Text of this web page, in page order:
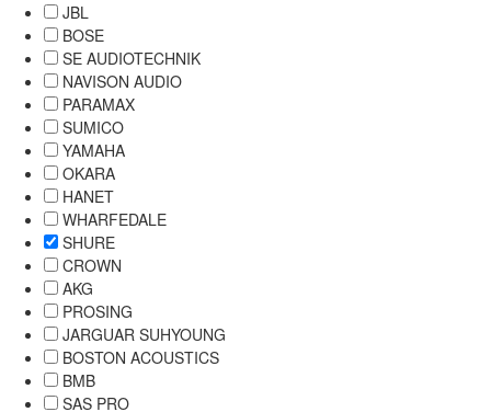
JBL
BOSE
SE AUDIOTECHNIK
NAVISON AUDIO
PARAMAX
SUMICO
YAMAHA
OKARA
HANET
WHARFEDALE
SHURE
CROWN
AKG
PROSING
JARGUAR SUHYOUNG
BOSTON ACOUSTICS
BMB
SAS PRO